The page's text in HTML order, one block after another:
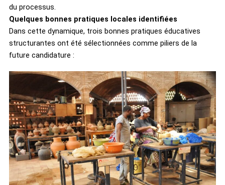
du processus.
Quelques bonnes pratiques locales identifiées
Dans cette dynamique, trois bonnes pratiques éducatives
structurantes ont été sélectionnées comme piliers de la
future candidature :